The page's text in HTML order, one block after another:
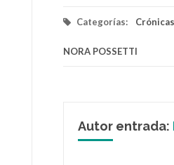
Categorías:
NORA POSSETTI
Autor entrada: